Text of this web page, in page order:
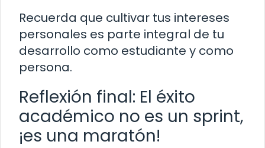
Recuerda que cultivar tus intereses
personales es parte integral de tu
desarrollo como estudiante y como
persona.
Reflexión final: El éxito
académico no es un sprint,
¡es una maratón!